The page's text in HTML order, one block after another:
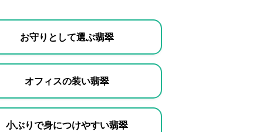
お守りとして選ぶ翡翠
オフィスの装い翡翠
小ぶりで身につけやすい翡翠